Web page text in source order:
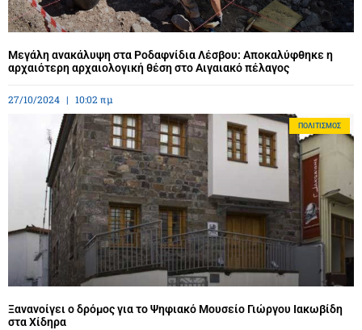
Μεγάλη ανακάλυψη στα Ροδαφνίδια Λέσβου: Αποκαλύφθηκε η
αρχαιότερη αρχαιολογική θέση στο Αιγαιακό πέλαγος
27/10/2024 10:02 πμ
ΠΟΛΙΤΙΣΜΌΣ
Ξανανοίγει ο δρόμος για το Ψηφιακό Μουσείο Γιώργου Ιακωβίδη
στα Χίδηρα